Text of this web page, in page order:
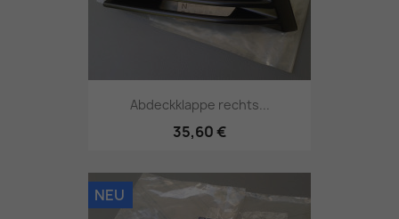
Abdeckklappe rechts...
35,60 €
NEU